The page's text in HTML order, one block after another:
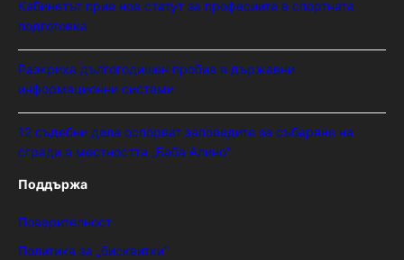
Кабинетът прие нов статут за професиите в спортната
подготовка
Разкриха дългогодишен пробив в държавни
информационни системи
12 съдебни дела оспорват заповедите за събаряне на
сгради в местността „Баба Алино“
Поддържа
Поверителност
Политика за „бисквитки“